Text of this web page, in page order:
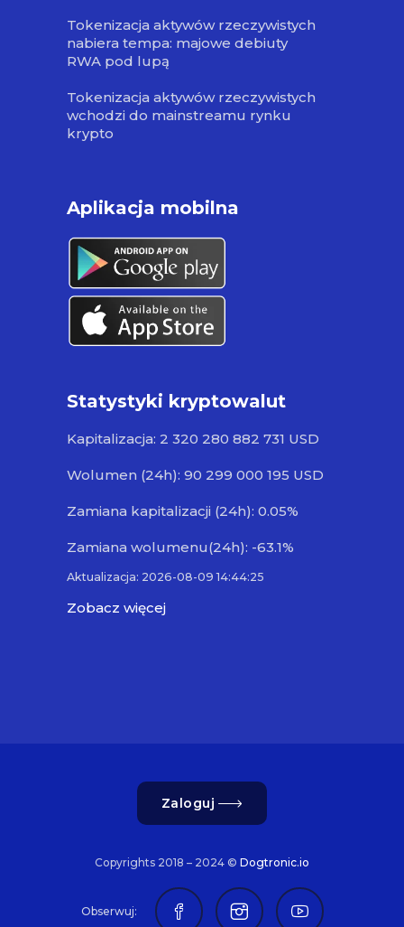
Tokenizacja aktywów rzeczywistych
nabiera tempa: majowe debiuty
RWA pod lupą
Tokenizacja aktywów rzeczywistych
wchodzi do mainstreamu rynku
krypto
Aplikacja mobilna
Statystyki kryptowalut
Kapitalizacja: 2 320 280 882 731 USD
Wolumen (24h): 90 299 000 195 USD
Zamiana kapitalizacji (24h): 0.05%
Zamiana wolumenu(24h): -63.1%
Aktualizacja: 2026-08-09 14:44:25
Zobacz więcej
Zaloguj
Copyrights 2018 – 2024 © Dogtronic.io
Obserwuj: